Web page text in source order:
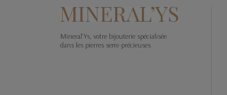
Mineral'Ys, votre bijouterie spécialisée
dans les pierres semi-précieuses